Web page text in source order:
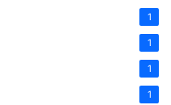
1
1
1
1